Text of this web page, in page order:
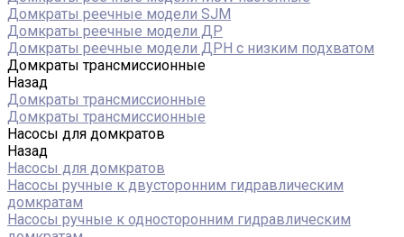
Домкраты реечные модели SJM
Домкраты реечные модели ДР
Домкраты реечные модели ДРН с низким подхватом
Домкраты трансмиссионные
Назад
Домкраты трансмиссионные
Домкраты трансмиссионные
Насосы для домкратов
Назад
Насосы для домкратов
Насосы ручные к двусторонним гидравлическим
домкратам
Насосы ручные к односторонним гидравлическим